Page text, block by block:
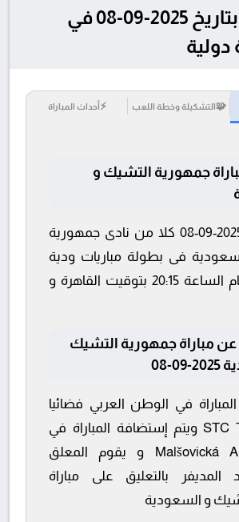
و السعودية بتاريخ 2025-09-08 في
دولية
🧩التشكيلة وخطة اللعب ⚡أحداث المباراة
جمهورية التشيك و
يلتقى اليوم 2025-09-08 كلا من نادى جمهورية
فى بطولة مباريات ودية
دولية فى تمام الساعة 20:15 بتوقيت القاهرة و
مباراة جمهورية التشيك
08
في الوطن العربي فضائيا
على قناة STC TV ويتم إستضافة المباراة في
ملعب Malšovická Aréna و يقوم المعلق
المديفر بالتعليق على مباراة
و السعودية